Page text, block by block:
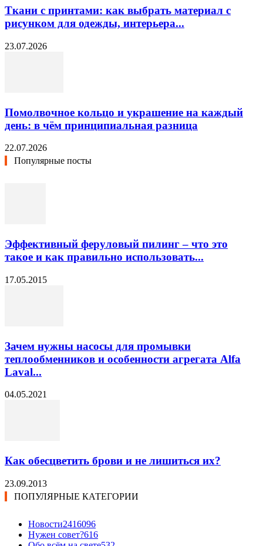
Ткани с принтами: как выбрать материал с
рисунком для одежды, интерьера...
23.07.2026
Помолвочное кольцо и украшение на каждый
день: в чём принципиальная разница
22.07.2026
Популярные посты
Эффективный феруловый пилинг – что это
такое и как правильно использовать...
17.05.2015
Зачем нужны насосы для промывки
теплообменников и особенности агрегата Alfa
Laval...
04.05.2021
Как обесцветить брови и не лишиться их?
23.09.2013
ПОПУЛЯРНЫЕ КАТЕГОРИИ
Новости2416096
Нужен совет?616